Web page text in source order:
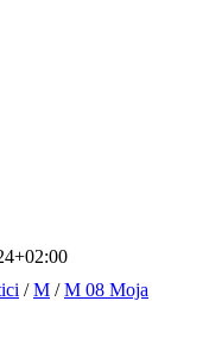
/M /M 08 Moja